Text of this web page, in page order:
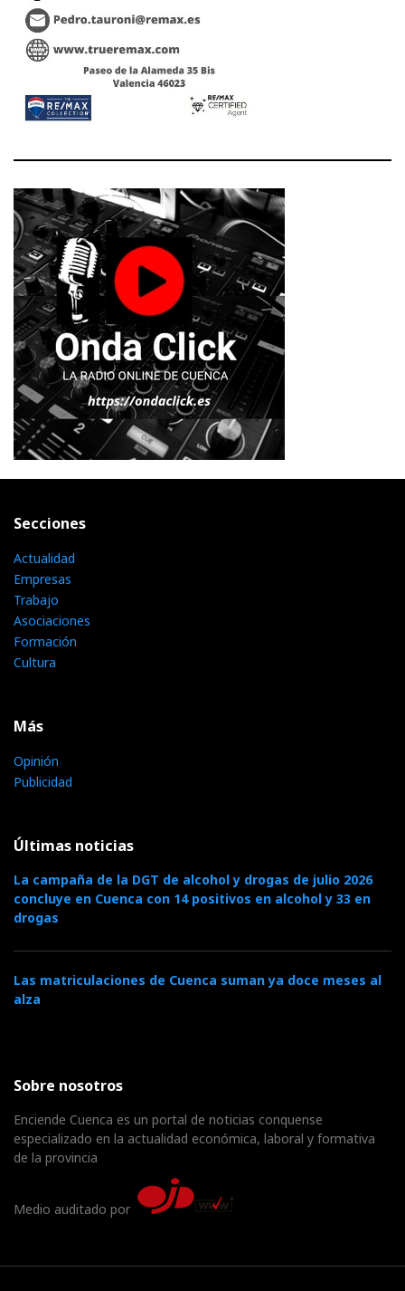
Secciones
Actualidad
Empresas
Trabajo
Asociaciones
Formación
Cultura
Más
Opinión
Publicidad
Últimas noticias
La campaña de la DGT de alcohol y drogas de julio 2026
concluye en Cuenca con 14 positivos en alcohol y 33 en
drogas
Las matriculaciones de Cuenca suman ya doce meses al
alza
Sobre nosotros
Enciende Cuenca es un portal de noticias conquense
especializado en la actualidad económica, laboral y formativa
de la provincia
Medio auditado por